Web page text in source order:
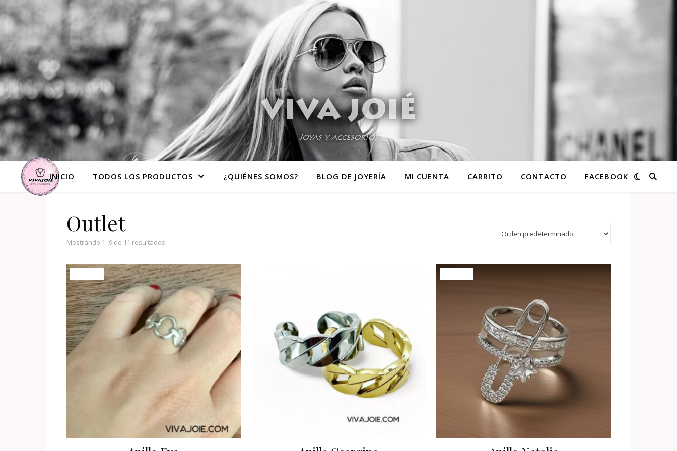
VIVA JOIÉ
Joyas y accesorios
INICIO TODOS LOS PRODUCTOS ¿QUIÉNES SOMOS? BLOG DE JOYERÍA MI CUENTA CARRITO CONTACTO FACEBOOK
Outlet
Mostrando 1–9 de 11 resultados